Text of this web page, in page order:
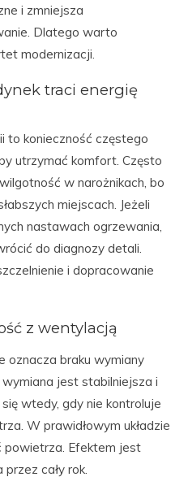
i zmniejsza
Dlatego warto
modernizacji.
traci energię
to konieczność częstego
utrzymać komfort. Często
w narożnikach, bo
miejscach. Jeżeli
nastawach ogrzewania,
do diagnozy detali.
i dopracowanie
z wentylacją
oznacza braku wymiany
jest stabilniejsza i
wtedy, gdy nie kontroluje
W prawidłowym układzie
Efektem jest
cały rok.